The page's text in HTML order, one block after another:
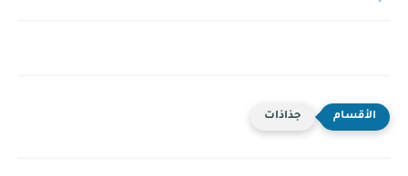
جذاذات